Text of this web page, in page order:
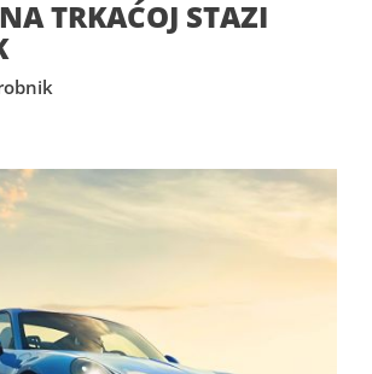
TRKAĆOJ STAZI